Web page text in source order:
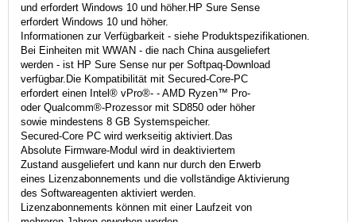
und erfordert Windows 10 und höher.HP Sure Sense
erfordert Windows 10 und höher.
Informationen zur Verfügbarkeit - siehe Produktspezifikationen.
Bei Einheiten mit WWAN - die nach China ausgeliefert
werden - ist HP Sure Sense nur per Softpaq-Download
verfügbar.Die Kompatibilität mit Secured-Core-PC
erfordert einen Intel® vPro®- - AMD Ryzen™ Pro-
oder Qualcomm®-Prozessor mit SD850 oder höher
sowie mindestens 8 GB Systemspeicher.
Secured-Core PC wird werkseitig aktiviert.Das
Absolute Firmware-Modul wird in deaktiviertem
Zustand ausgeliefert und kann nur durch den Erwerb
eines Lizenzabonnements und die vollständige Aktivierung
des Softwareagenten aktiviert werden.
Lizenzabonnements können mit einer Laufzeit von